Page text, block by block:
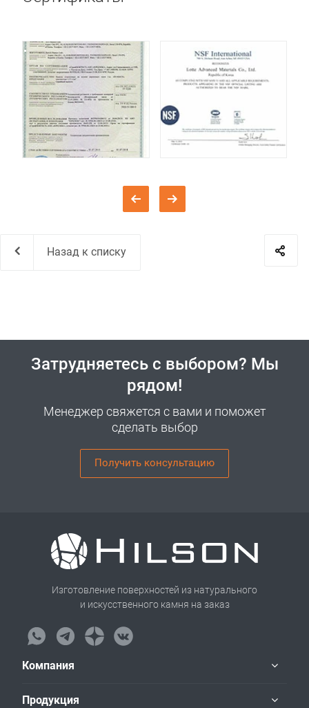
Назад к списку
Затрудняетесь с выбором? Мы
рядом!
Менеджер свяжется с вами и поможет
сделать выбор
Получить консультацию
Изготовление поверхностей из натурального
и искусственного камня на заказ
Компания
Продукция